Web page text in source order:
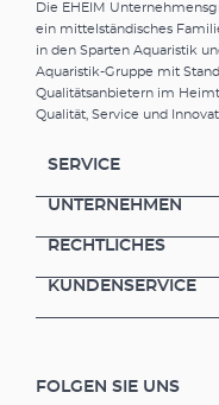
Trübung im
Als letzte
einer dünnen
eingesetzt.
Filtervliese für
Feinfaserige
Entzieht feinste
Die EHEIM
ein mittelständisches
in den Sparten Aquaristik
Aquaristik-Gruppe mit
Qualitätsanbietern im
Qualität, Service und
SERVICE
UNTERNEHMEN
RECHTLICHES
KUNDENSERVICE
FOLGEN SIE UNS